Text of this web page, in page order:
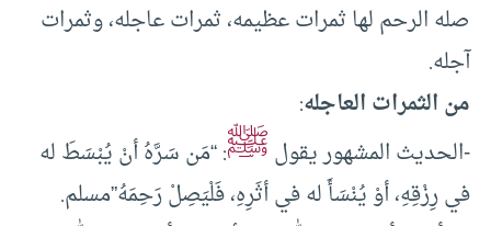
صله الرحم لها ثمرات عظيمه، ثمرات عاجله، وثمرات
آجله.
من الثمرات العاجله:
-الحديث المشهور يقولﷺ: “مَن سَرَّهُ أنْ يُبْسَطَ له
في رِزْقِهِ، أوْ يُنْسَأَ له في أثَرِهِ، فَلْيَصِلْ رَحِمَهُ”مسلم.